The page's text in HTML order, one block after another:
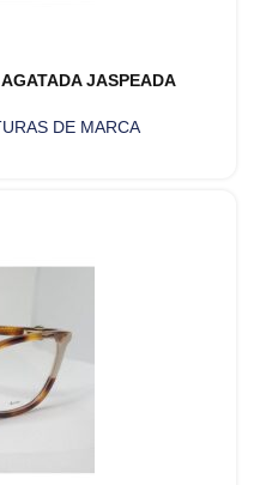
JASPEADA
DE MARCA